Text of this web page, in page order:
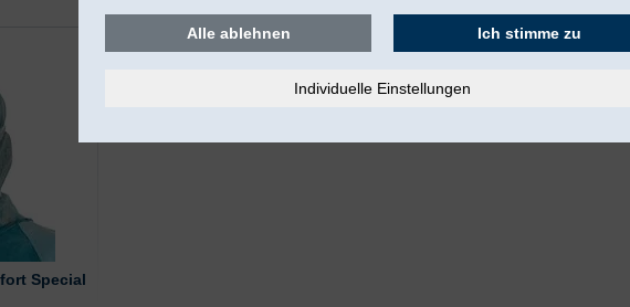
Special
Ich stimme zu
Alle ablehnen